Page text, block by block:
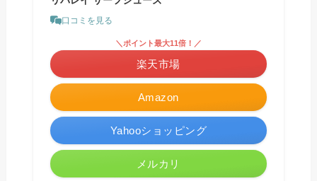
口コミを見る
Amazon
＼ポイント最大11倍！／
楽天市場
Yahooショッピング
メルカリ